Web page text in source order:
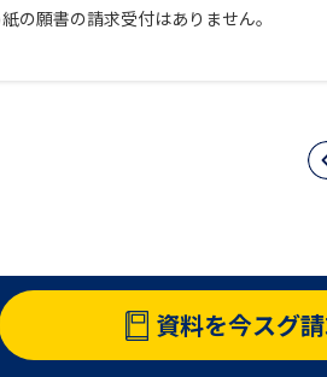
の願書の請求受付はありません。
資料を今スグ